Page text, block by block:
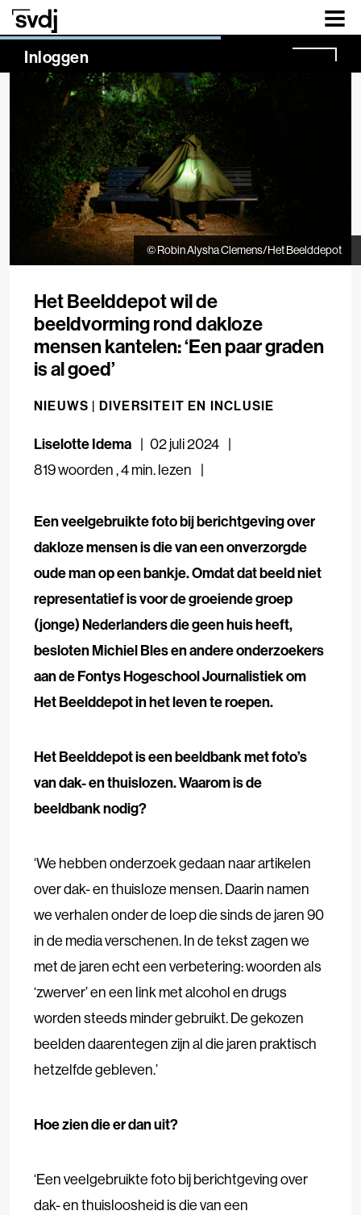
Naar hoofdinhoud
Inloggen
NaN%
© Robin Alysha Clemens/Het Beelddepot
Het Beelddepot wil de
beeldvorming rond dakloze
mensen kantelen: ‘Een paar graden
is al goed’
NIEUWS | DIVERSITEIT EN INCLUSIE
Liselotte Idema
02 juli 2024
819 woorden,4 min. lezen
Een veelgebruikte foto bij berichtgeving over
dakloze mensen is die van een onverzorgde
oude man op een bankje. Omdat dat beeld niet
representatief is voor de groeiende groep
(jonge) Nederlanders die geen huis heeft,
besloten Michiel Bles en andere onderzoekers
aan de Fontys Hogeschool Journalistiek om
Het Beelddepot in het leven te roepen.
Het Beelddepot is een beeldbank met foto’s
van dak- en thuislozen. Waarom is de
beeldbank nodig?
‘We hebben onderzoek gedaan naar artikelen
over dak- en thuisloze mensen. Daarin namen
we verhalen onder de loep die sinds de jaren 90
in de media verschenen. In de tekst zagen we
met de jaren echt een verbetering: woorden als
‘zwerver’ en een link met alcohol en drugs
worden steeds minder gebruikt. De gekozen
beelden daarentegen zijn al die jaren praktisch
hetzelfde gebleven.’
Hoe zien die er dan uit?
‘Een veelgebruikte foto bij berichtgeving over
dak- en thuisloosheid is die van een